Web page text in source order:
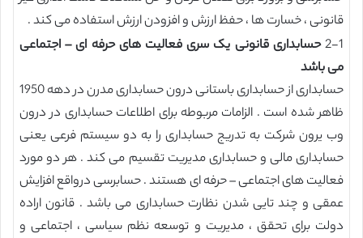
قانونی ، خسارت ها ، حفظ ارزش و افزودن ارزش استفاده می کند .
2-1 حسابداری قانونی یک سری فعالیت های حرفه ای – اجتماعی
می باشد
حسابداری از حسابداری باستانی درون حسابداری مدرن در دهه 1950
ظاهر شده است . الزامات مربوطه برای اطلاعات حسابداری در درون
وب یرون شرکت به تدریج حسابداری را به دو سیستم فرعی یعنی
حسابداری مالی و حسابداری مدیریت تقسیم می کند . هر دو مورد
فعالیت های اجتماعی – حرفه ای هستند . حسابرسی درواقع افزایش
عمقی و چند تایی شدن نظارت حسابداری می باشد . قانون اراده
دولت برای تحقق ، مدیریت و توسعه نظم سیاسی ، اجتماعی و